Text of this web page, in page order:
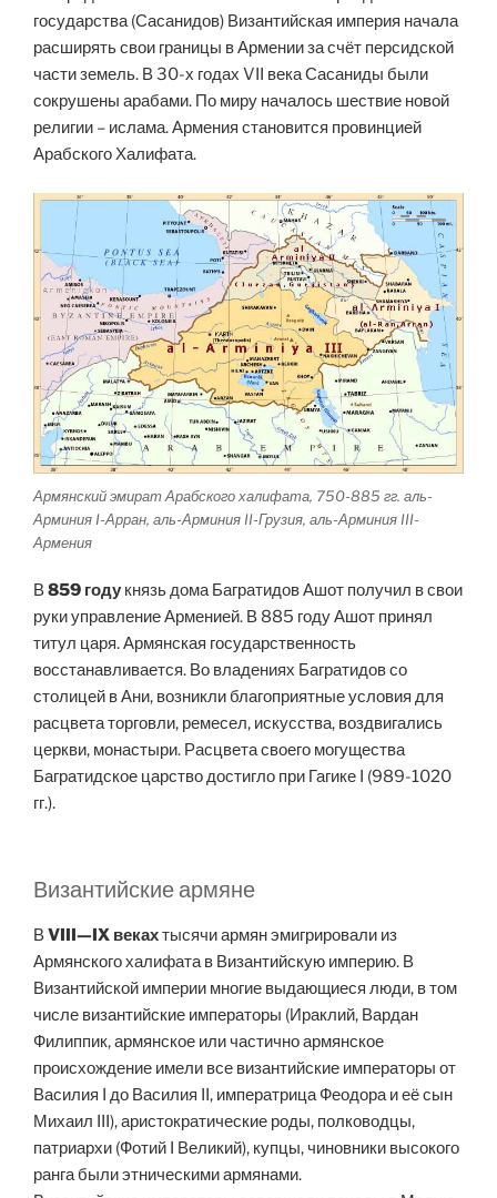
государства (Сасанидов) Византийская империя начала
расширять свои границы в Армении за счёт персидской
части земель. В 30-х годах VII века Сасаниды были
сокрушены арабами. По миру началось шествие новой
религии – ислама. Армения становится провинцией
Арабского Халифата.
Армянский эмират Арабского халифата, 750-885 гг. аль-
Арминия I-Арран, аль-Арминия II-Грузия, аль-Арминия III-
Армения
В859 году князь дома Багратидов Ашот получил в свои
руки управление Арменией. В 885 году Ашот принял
титул царя. Армянская государственность
восстанавливается. Во владениях Багратидов со
столицей в Ани, возникли благоприятные условия для
расцвета торговли, ремесел, искусства, воздвигались
церкви, монастыри. Расцвета своего могущества
Багратидское царство достигло при Гагике I (989-1020
гг.).
Византийские армяне
ВVIII—IX векахтысячи армян эмигрировали из
Армянского халифата в Византийскую империю. В
Византийской империи многие выдающиеся люди, в том
числе византийские императоры (Ираклий, Вардан
Филиппик, армянское или частично армянское
происхождение имели все византийские императоры от
Василия I до Василия II, императрица Феодора и её сын
Михаил III), аристократические роды, полководцы,
патриархи (Фотий I Великий), купцы, чиновники высокого
ранга были этническими армянами.